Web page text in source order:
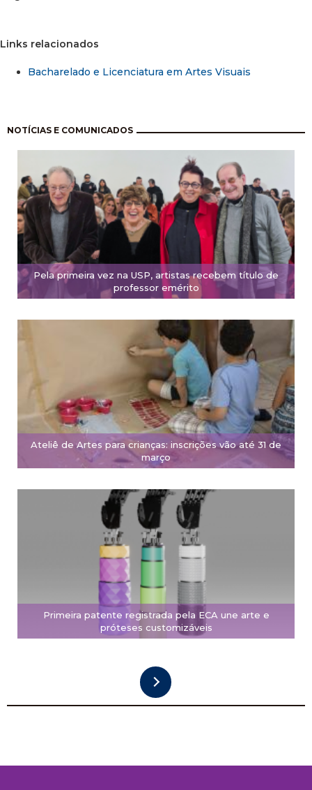
Links relacionados
Bacharelado e Licenciatura em Artes Visuais
NOTÍCIAS E COMUNICADOS
Pela primeira vez na USP, artistas recebem título de
professor emérito
Ateliê de Artes para crianças: inscrições vão até 31 de
março
Primeira patente registrada pela ECA une arte e
próteses customizáveis
Paginação